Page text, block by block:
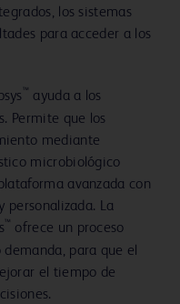
los sistemas
para acceder a los
™ ayuda a los
Permite que los
mediante
microbiológico
avanzada con
personalizada. La
™ ofrece un proceso
para que el
el tiempo de